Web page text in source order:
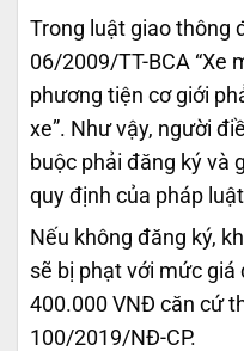
Trong luật giao thông
06/2009/TT-BCA “Xe
phương tiện cơ giới
xe”. Như vậy, người
buộc phải đăng ký và
quy định của pháp
Nếu không đăng ký,
sẽ bị phạt với mức
400.000 VNĐ căn cứ
100/2019/NĐ-CP.